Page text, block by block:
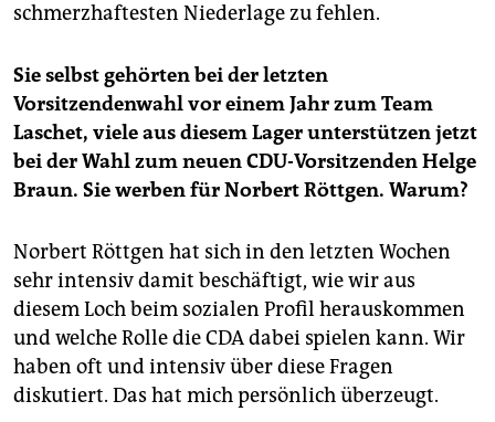
schmerzhaftesten Niederlage zu fehlen.
Sie selbst gehörten bei der letzten
Vorsitzendenwahl vor einem Jahr zum Team
Laschet, viele aus diesem Lager unterstützen jetzt
bei der Wahl zum neuen CDU-Vorsitzenden Helge
Braun. Sie werben für Norbert Röttgen. Warum?
Norbert Röttgen hat sich in den letzten Wochen
sehr intensiv damit beschäftigt, wie wir aus
diesem Loch beim sozialen Profil herauskommen
und welche Rolle die CDA dabei spielen kann. Wir
haben oft und intensiv über diese Fragen
diskutiert. Das hat mich persönlich überzeugt.